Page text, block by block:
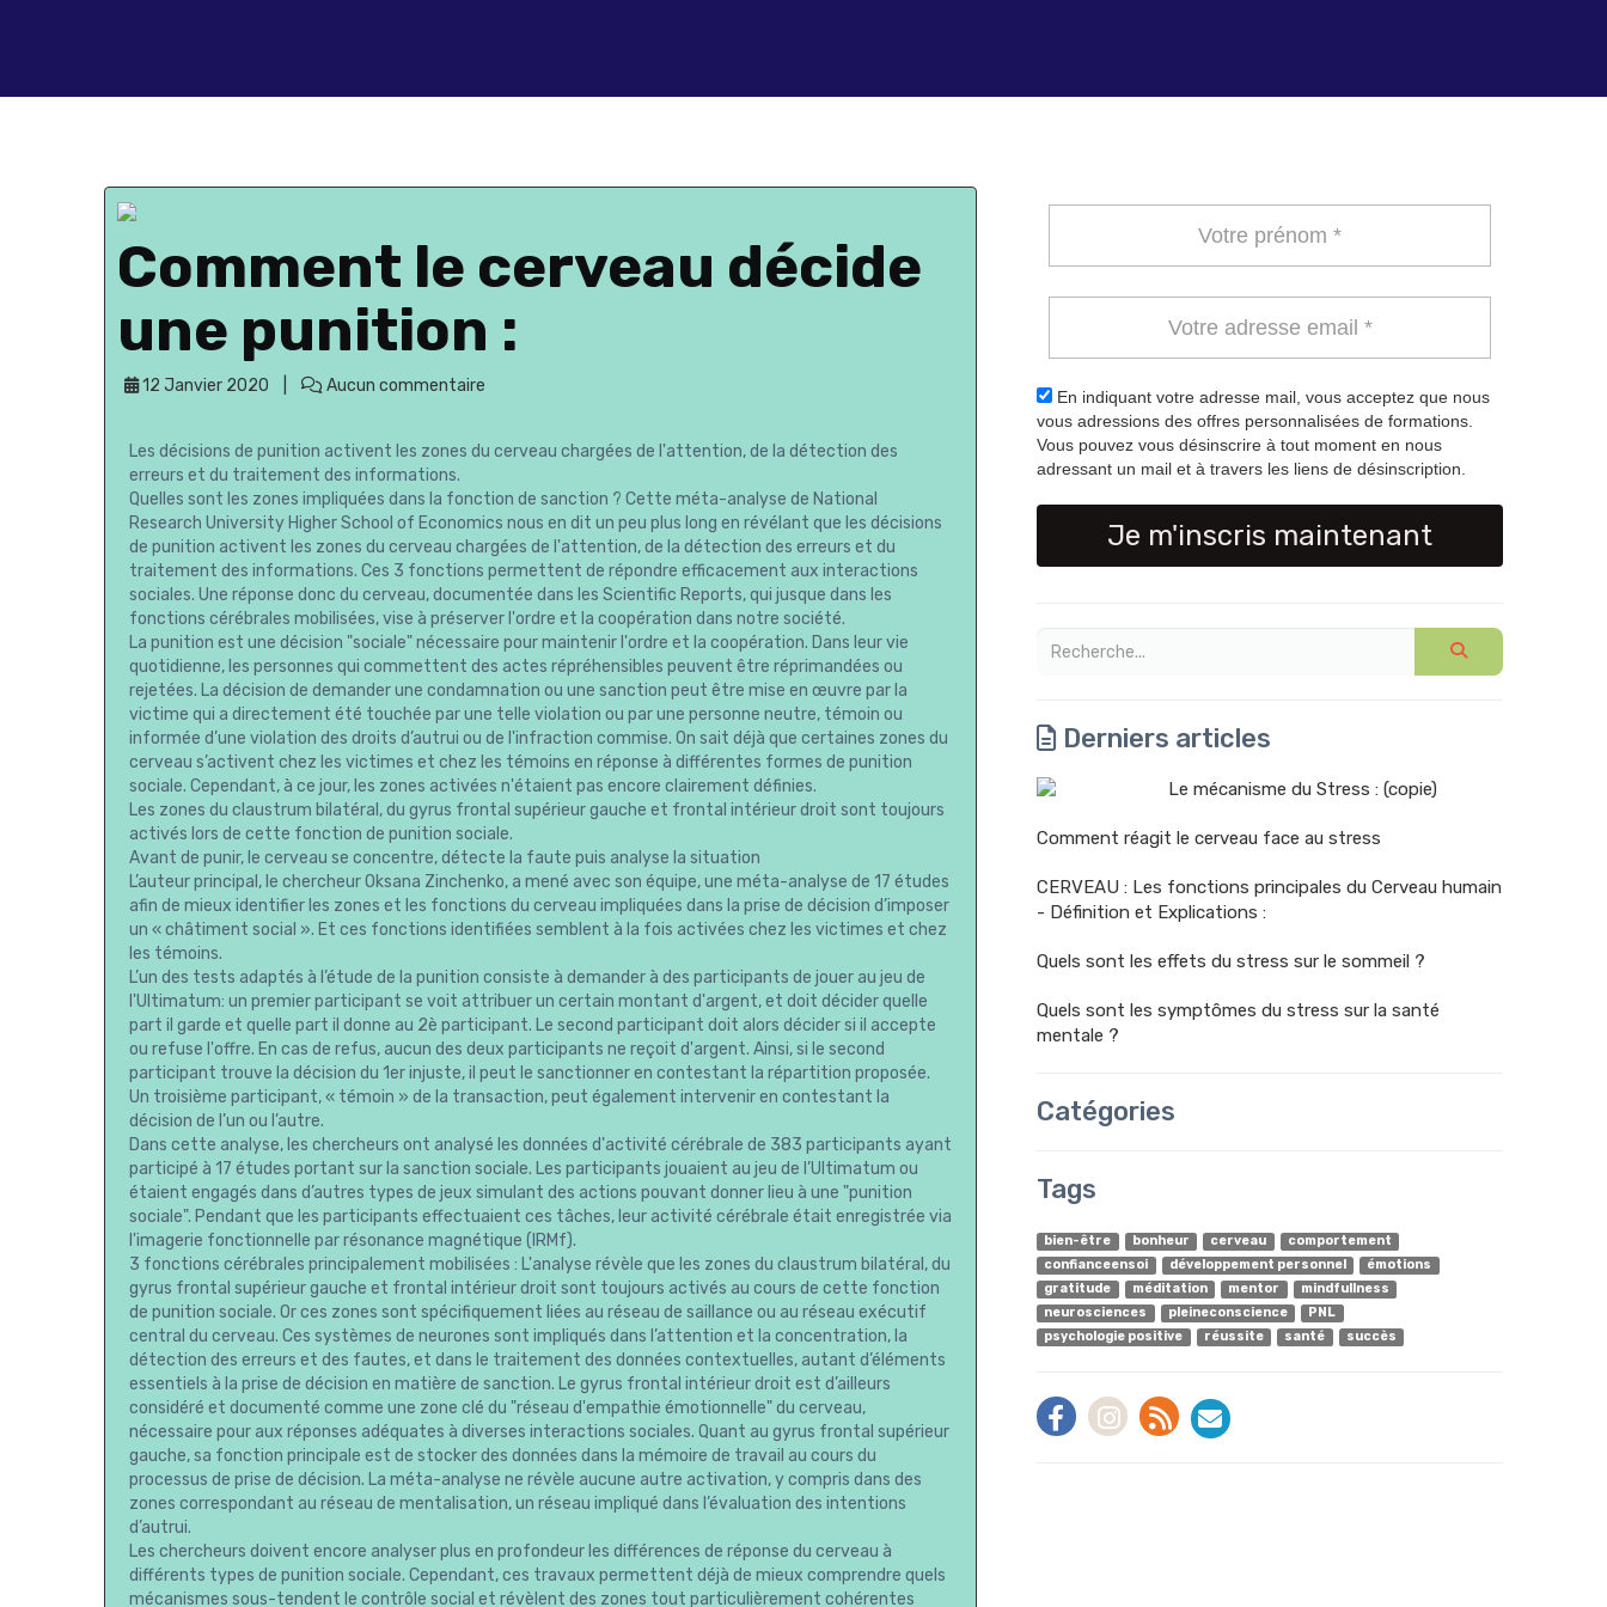
Comment le cerveau décide
une punition :
12 Janvier 2020 Aucun commentaire
Les décisions de punition activent les zones du cerveau chargées de l'attention, de la détection des
erreurs et du traitement des informations.
Quelles sont les zones impliquées dans la fonction de sanction ? Cette méta-analyse de National
Research University Higher School of Economics nous en dit un peu plus long en révélant que les décisions
de punition activent les zones du cerveau chargées de l'attention, de la détection des erreurs et du
traitement des informations. Ces 3 fonctions permettent de répondre efficacement aux interactions
sociales. Une réponse donc du cerveau, documentée dans les Scientific Reports, qui jusque dans les
fonctions cérébrales mobilisées, vise à préserver l'ordre et la coopération dans notre société.
La punition est une décision "sociale" nécessaire pour maintenir l'ordre et la coopération. Dans leur vie
quotidienne, les personnes qui commettent des actes répréhensibles peuvent être réprimandées ou
rejetées. La décision de demander une condamnation ou une sanction peut être mise en œuvre par la
victime qui a directement été touchée par une telle violation ou par une personne neutre, témoin ou
informée d’une violation des droits d’autrui ou de l'infraction commise. On sait déjà que certaines zones du
cerveau s’activent chez les victimes et chez les témoins en réponse à différentes formes de punition
sociale. Cependant, à ce jour, les zones activées n'étaient pas encore clairement définies.
Les zones du claustrum bilatéral, du gyrus frontal supérieur gauche et frontal intérieur droit sont toujours
activés lors de cette fonction de punition sociale.
Avant de punir, le cerveau se concentre, détecte la faute puis analyse la situation
L’auteur principal, le chercheur Oksana Zinchenko, a mené avec son équipe, une méta-analyse de 17 études
afin de mieux identifier les zones et les fonctions du cerveau impliquées dans la prise de décision d’imposer
un « châtiment social ». Et ces fonctions identifiées semblent à la fois activées chez les victimes et chez
les témoins.
L’un des tests adaptés à l’étude de la punition consiste à demander à des participants de jouer au jeu de
l'Ultimatum: un premier participant se voit attribuer un certain montant d'argent, et doit décider quelle
part il garde et quelle part il donne au 2è participant. Le second participant doit alors décider si il accepte
ou refuse l'offre. En cas de refus, aucun des deux participants ne reçoit d'argent. Ainsi, si le second
participant trouve la décision du 1er injuste, il peut le sanctionner en contestant la répartition proposée.
Un troisième participant, « témoin » de la transaction, peut également intervenir en contestant la
décision de l’un ou l’autre.
Dans cette analyse, les chercheurs ont analysé les données d'activité cérébrale de 383 participants ayant
participé à 17 études portant sur la sanction sociale. Les participants jouaient au jeu de l’Ultimatum ou
étaient engagés dans d’autres types de jeux simulant des actions pouvant donner lieu à une "punition
sociale". Pendant que les participants effectuaient ces tâches, leur activité cérébrale était enregistrée via
l'imagerie fonctionnelle par résonance magnétique (IRMf).
3 fonctions cérébrales principalement mobilisées : L'analyse révèle que les zones du claustrum bilatéral, du
gyrus frontal supérieur gauche et frontal intérieur droit sont toujours activés au cours de cette fonction
de punition sociale. Or ces zones sont spécifiquement liées au réseau de saillance ou au réseau exécutif
central du cerveau. Ces systèmes de neurones sont impliqués dans l’attention et la concentration, la
détection des erreurs et des fautes, et dans le traitement des données contextuelles, autant d’éléments
essentiels à la prise de décision en matière de sanction. Le gyrus frontal intérieur droit est d’ailleurs
considéré et documenté comme une zone clé du "réseau d'empathie émotionnelle" du cerveau,
nécessaire pour aux réponses adéquates à diverses interactions sociales. Quant au gyrus frontal supérieur
gauche, sa fonction principale est de stocker des données dans la mémoire de travail au cours du
processus de prise de décision. La méta-analyse ne révèle aucune autre activation, y compris dans des
zones correspondant au réseau de mentalisation, un réseau impliqué dans l’évaluation des intentions
d’autrui.
Les chercheurs doivent encore analyser plus en profondeur les différences de réponse du cerveau à
différents types de punition sociale. Cependant, ces travaux permettent déjà de mieux comprendre quels
mécanismes sous-tendent le contrôle social et révèlent des zones tout particulièrement cohérentes
En indiquant votre adresse mail, vous acceptez que nous
vous adressions des offres personnalisées de formations.
Vous pouvez vous désinscrire à tout moment en nous
adressant un mail et à travers les liens de désinscription.
Je m'inscris maintenant
Derniers articles
Le mécanisme du Stress : (copie)
Comment réagit le cerveau face au stress
CERVEAU : Les fonctions principales du Cerveau humain
- Définition et Explications :
Quels sont les effets du stress sur le sommeil ?
Quels sont les symptômes du stress sur la santé
mentale ?
Catégories
Tags
bien-être bonheur cerveau
comportement
confianceensoi
développement personnel
émotions
gratitude
méditation mentor
mindfullness
neurosciences
pleineconscience
PNL
psychologie positive
réussite santé succès